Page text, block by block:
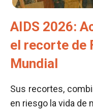
AIDS 2026:
el recorte de
Mundial
Sus recortes,
en riesgo la vida de